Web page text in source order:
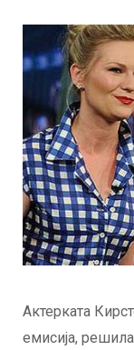
Актерката
емисија,